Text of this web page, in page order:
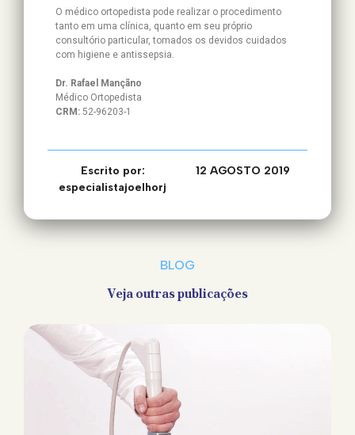
O médico ortopedista pode realizar o procedimento
tanto em uma clínica, quanto em seu próprio
consultório particular, tomados os devidos cuidados
com higiene e antissepsia.
Dr. Rafael Mançãno
Médico Ortopedista
CRM: 52-96203-1
Escrito por:
especialistajoelhorj
12 AGOSTO 2019
BLOG
Veja outras publicações